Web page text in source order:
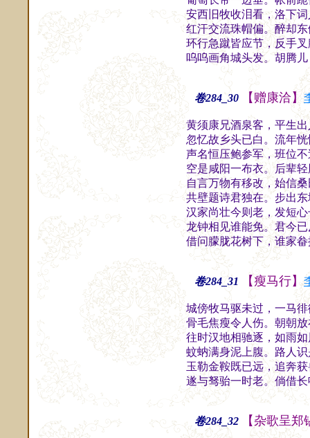
安西旧牧收泪看，洛下
红汗交流珠帽偏。醉却
环行急蹴皆应节，反手
呜呜画角城头发。胡腾
卷284_30 【赠康洽】
黄须康兄酒泉客，平生
忽忆故乡头已白。流年
声名恒压鲍参军，班位
空是咸阳一布衣。后辈
自言万物有移改，始信
共壁题诗君独在。步出
汉家尚壮今则老，发短
龙钟相见谁能免。君今
借问朦胧花树下，谁家
卷284_31 【瘦马行】
城傍牧马驱未过，一马
骨毛焦瘦令人伤。朝朝
往时汉地相驰逐，如雨
蚊蚋满身泥上腹。路人
玉勒金鞍既已远，追奔
遂与驽骀一时老。倘借
卷284_32 【杂歌呈